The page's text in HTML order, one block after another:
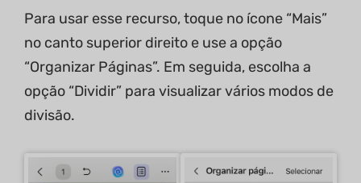
Para usar esse recurso, toque no ícone “Mais”
no canto superior direito e use a opção
“Organizar Páginas”. Em seguida, escolha a
opção “Dividir” para visualizar vários modos de
divisão.